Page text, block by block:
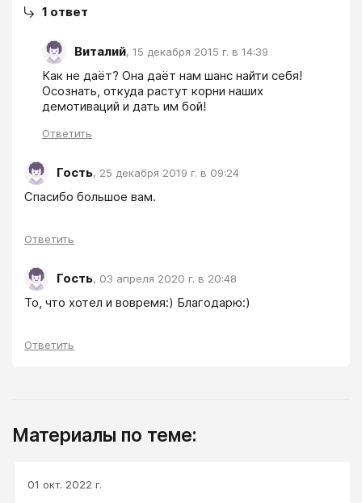
1 ответ
Виталий, 15 декабря 2015 г. в 14:39
Как не даёт? Она даёт нам шанс найти себя!
Осознать, откуда растут корни наших
демотиваций и дать им бой!
Ответить
Гость, 25 декабря 2019 г. в 09:24
Спасибо большое вам.
Ответить
Гость, 03 апреля 2020 г. в 20:48
То, что хотел и вовремя:) Благодарю:)
Ответить
Материалы по теме:
01 окт. 2022 г.